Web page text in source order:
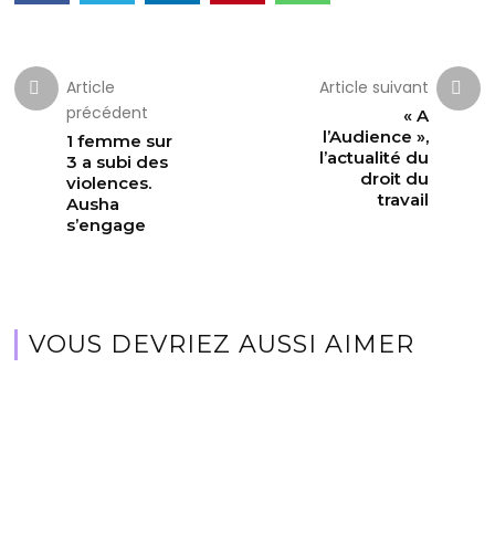
Article
précédent
1 femme sur
3 a subi des
violences.
Ausha
s’engage
Article suivant
« A
l’Audience »,
l’actualité du
droit du
travail
VOUS DEVRIEZ AUSSI AIMER